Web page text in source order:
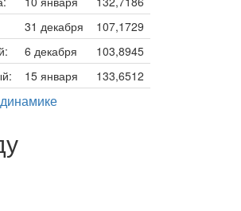
31 декабря
107,1729
6 декабря
103,8945
15 января 133,6512